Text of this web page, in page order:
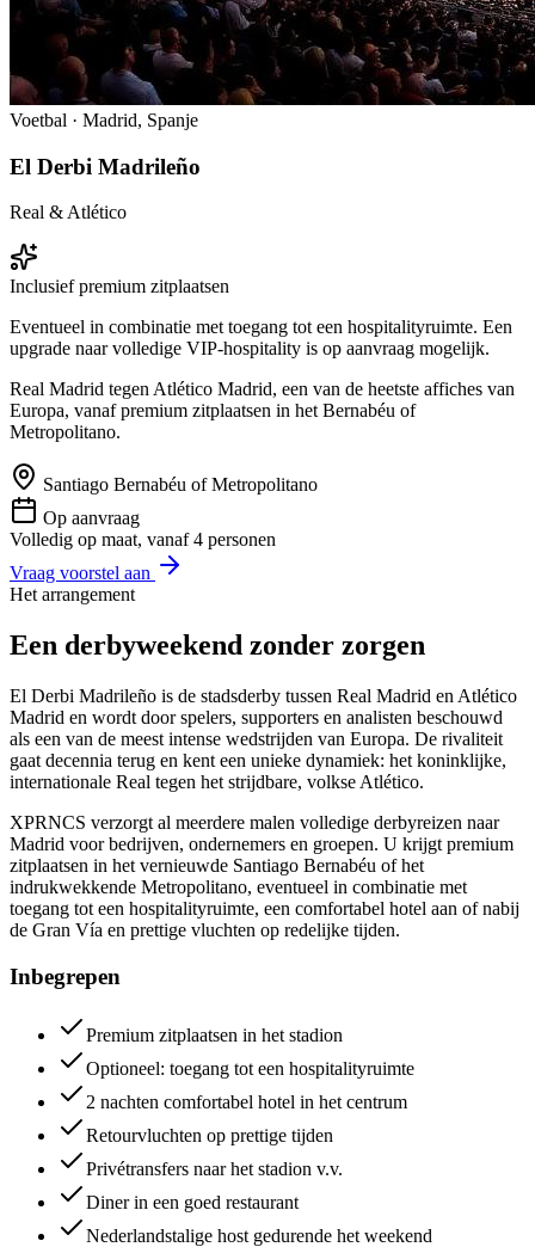
Voetbal · Madrid, Spanje
El Derbi Madrileño
Real & Atlético
Inclusief premium zitplaatsen
Eventueel in combinatie met toegang tot een hospitalityruimte. Een
upgrade naar volledige VIP-hospitality is op aanvraag mogelijk.
Real Madrid tegen Atlético Madrid, een van de heetste affiches van
Europa, vanaf premium zitplaatsen in het Bernabéu of
Metropolitano.
Santiago Bernabéu of Metropolitano
Op aanvraag
Volledig op maat, vanaf 4 personen
Vraag voorstel aan
Het arrangement
Een derbyweekend zonder zorgen
El Derbi Madrileño is de stadsderby tussen Real Madrid en Atlético
Madrid en wordt door spelers, supporters en analisten beschouwd
als een van de meest intense wedstrijden van Europa. De rivaliteit
gaat decennia terug en kent een unieke dynamiek: het koninklijke,
internationale Real tegen het strijdbare, volkse Atlético.
XPRNCS verzorgt al meerdere malen volledige derbyreizen naar
Madrid voor bedrijven, ondernemers en groepen. U krijgt premium
zitplaatsen in het vernieuwde Santiago Bernabéu of het
indrukwekkende Metropolitano, eventueel in combinatie met
toegang tot een hospitalityruimte, een comfortabel hotel aan of nabij
de Gran Vía en prettige vluchten op redelijke tijden.
Inbegrepen
Premium zitplaatsen in het stadion
Optioneel: toegang tot een hospitalityruimte
2 nachten comfortabel hotel in het centrum
Retourvluchten op prettige tijden
Privétransfers naar het stadion v.v.
Diner in een goed restaurant
Nederlandstalige host gedurende het weekend